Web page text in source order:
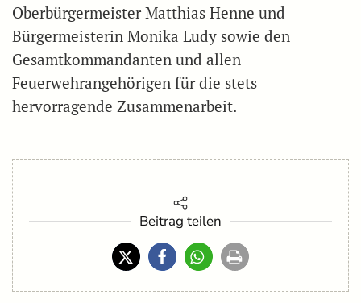
Oberbürgermeister Matthias Henne und
Bürgermeisterin Monika Ludy sowie den
Gesamtkommandanten und allen
Feuerwehrangehörigen für die stets
hervorragende Zusammenarbeit.
Beitrag teilen